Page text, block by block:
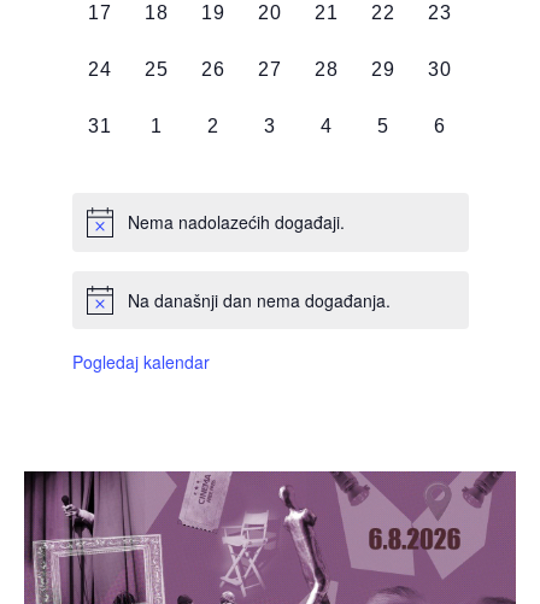
0
17
0
18
0
19
0
20
0
21
0
22
0
23
0
24
0
25
0
26
0
27
0
28
0
29
0
30
0
31
0
1
0
2
0
3
0
4
0
5
0
6
Nema nadolazećih događaji.
Na današnji dan nema događanja.
Pogledaj kalendar